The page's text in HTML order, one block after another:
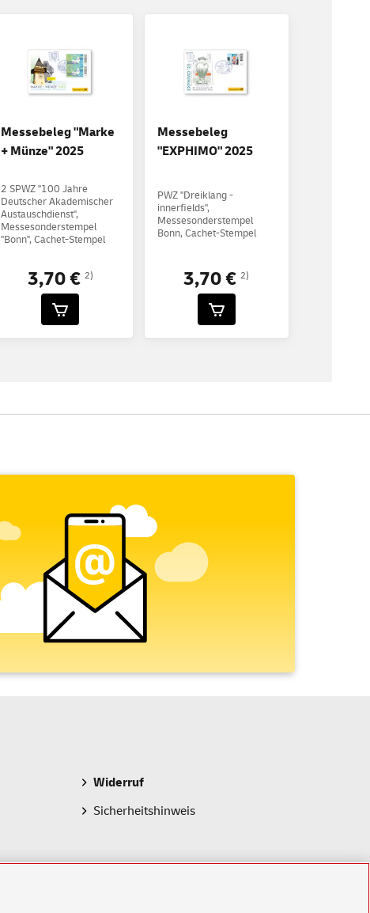
Messebeleg "Marke
+ Münze" 2025
2 SPWZ "100 Jahre
Deutscher Akademischer
Austauschdienst",
Messesonderstempel
"Bonn", Cachet-Stempel
3,70 € 2)
Messebeleg
"EXPHIMO" 2025
PWZ "Dreiklang -
innerfields",
Messesonderstempel
Bonn, Cachet-Stempel
3,70 €2)
Widerruf
Sicherheitshinweis